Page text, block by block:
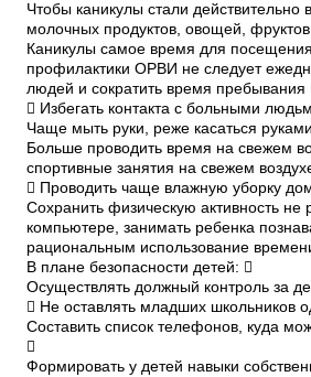
Чтобы каникулы стали
молочных продуктов, овощей,
Каникулы самое время для
профилактики ОРВИ не следует
людей и сократить время
 Избегать контакта с больными
Чаще мыть руки, реже касаться
Больше проводить время на свежем
спортивные занятия на свежем
 Проводить чаще влажную уборку
Сохранить физическую активность не
компьютере, занимать ребенка
рациональным использование
В плане безопасности детей: 
Осуществлять должный контроль за
 Не оставлять младших школьников
Составить список телефонов, куда

Формировать у детей навыки